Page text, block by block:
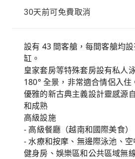
30天前可免費取消
設有 43 間客艙，每間客艙均
缸。
皇家套房等特殊套房設有私人
180° 全景，非常適合情侶入住
優雅的新古典主義設計靈感
和成熟
高級設施
- 高級餐廳（越南和國際美食）
- 水療和按摩、無邊際泳池、
健身房、娛樂區和公共區域無